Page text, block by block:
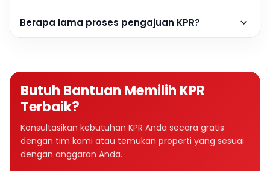
Berapa lama proses pengajuan KPR?
Butuh Bantuan Memilih KPR
Terbaik?
Konsultasikan kebutuhan KPR Anda secara gratis
dengan tim kami atau temukan properti yang sesuai
dengan anggaran Anda.